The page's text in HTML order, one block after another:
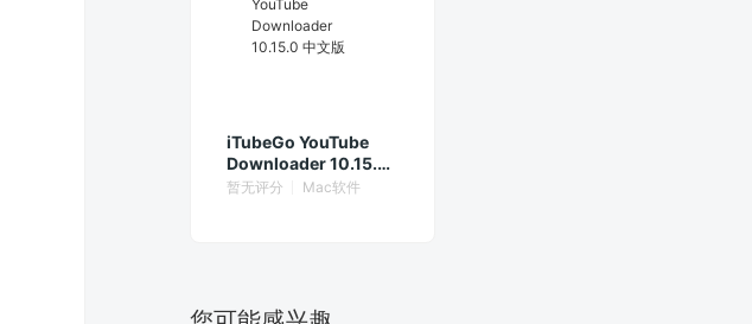
iTubeGo YouTube
Downloader 10.15.0
中文版
暂无评分 Mac软件